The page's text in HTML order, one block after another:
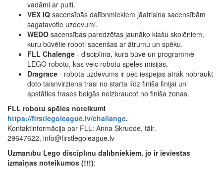
vadāmi ar pulti.
VEX IQ sacensībās dalībnmiekiem jāatrisina sacensībām
sagatavotie uzdevumi.
WEDO sacensības paredzētas jaunāko klašu skolēniem,
kuru būvētie roboti sacenšas ar ātrumu un spēku.
FLL Chalenge - disciplīna, kurā būvē un programmē
LEGO robotu, kas veic robotu spēles misijas.
Dragrace - robota uzdevums ir pēc iespējas ātrāk nobraukt
doto taisnvirziena trasi no starta līdz finiša līnijai un
apstāties trases beigās neizbraucot no finiša zonas.
FLL robotu spēles noteikumi
https://firstlegoleague.lv/challange.
Kontaktinformācija par FLL: Anna Skruode, tālr.
29647622, info@firstlegoleague.lv
Uzmanību Lego disciplīnu dalībniekiem, jo ir ieviestas
izmaiņas noteikumos (!!!):